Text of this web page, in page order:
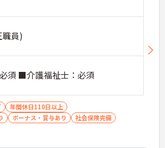
員)
須 ■介護福祉士：必須
年間休日110日以上
ボーナス・賞与あり
社会保険完備